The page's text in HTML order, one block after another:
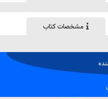
مشخصات کتاب